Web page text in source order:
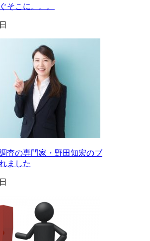
そこに。。。
査の専門家・野田知宏のブ
ました